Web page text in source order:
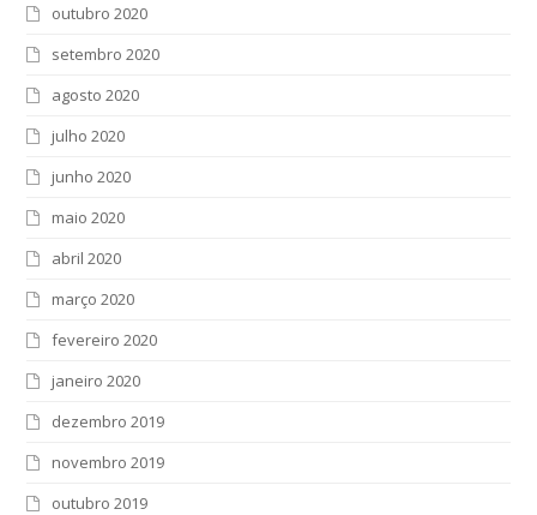
outubro 2020
setembro 2020
agosto 2020
julho 2020
junho 2020
maio 2020
abril 2020
março 2020
fevereiro 2020
janeiro 2020
dezembro 2019
novembro 2019
outubro 2019